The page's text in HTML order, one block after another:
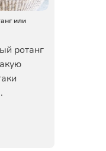
или
ротанг